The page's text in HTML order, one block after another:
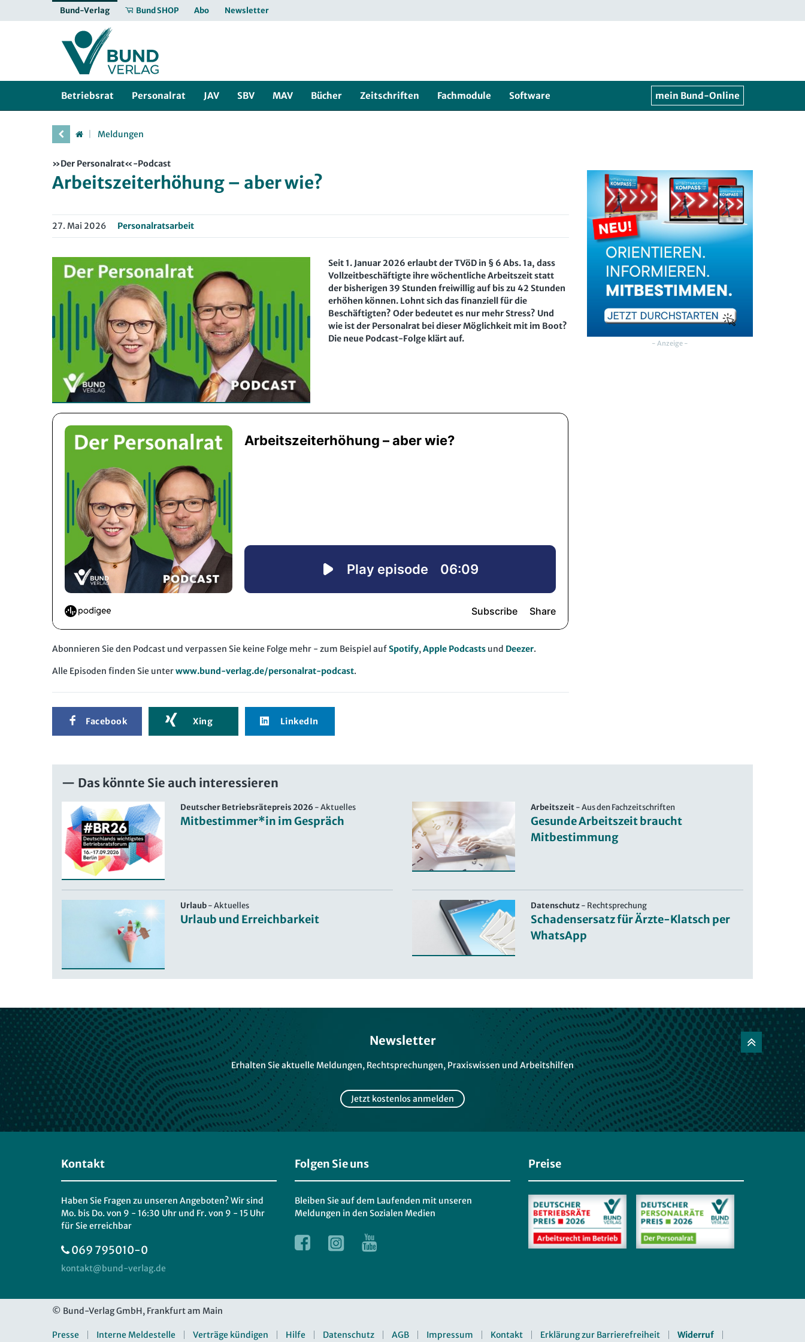
Bund-Verlag Bund SHOP Abo Newsletter
Betriebsrat Personalrat JAV SBV MAV Bücher Zeitschriften Fachmodule Software mein Bund-Online
Meldungen
»Der Personalrat«-Podcast
Arbeitszeiterhöhung – aber wie?
27. Mai 2026 Personalratsarbeit
Seit 1. Januar 2026 erlaubt der TVöD in § 6 Abs. 1a, dass
Vollzeitbeschäftigte ihre wöchentliche Arbeitszeit statt
der bisherigen 39 Stunden freiwillig auf bis zu 42 Stunden
erhöhen können. Lohnt sich das finanziell für die
Beschäftigten? Oder bedeutet es nur mehr Stress? Und
wie ist der Personalrat bei dieser Möglichkeit mit im Boot?
Die neue Podcast-Folge klärt auf.
Abonnieren Sie den Podcast und verpassen Sie keine Folge mehr - zum Beispiel aufSpotify,Apple Podcasts und Deezer.
Alle Episoden finden Sie unterwww.bund-verlag.de/personalrat-podcast.
Facebook Xing LinkedIn
- Anzeige -
Das könnte Sie auch interessieren
Deutscher Betriebsrätepreis 2026-Aktuelles
Mitbestimmer*in im Gespräch
Arbeitszeit-Aus den Fachzeitschriften
Gesunde Arbeitszeit braucht
Mitbestimmung
Urlaub-Aktuelles
Urlaub und Erreichbarkeit
Datenschutz- Rechtsprechung
Schadensersatz für Ärzte-Klatsch per
WhatsApp
Newsletter
Erhalten Sie aktuelle Meldungen, Rechtsprechungen, Praxiswissen und Arbeitshilfen
Jetzt kostenlos anmelden
Kontakt
Haben Sie Fragen zu unseren Angeboten? Wir sind
Mo. bis Do. von 9 - 16:30 Uhr und Fr. von 9 - 15 Uhr
für Sie erreichbar
069 795010-0
Folgen Sie uns
Bleiben Sie auf dem Laufenden mit unseren
Meldungen in den Sozialen Medien
Preise
© Bund-Verlag GmbH, Frankfurt am Main
Presse Interne Meldestelle Verträge kündigen Hilfe Datenschutz AGB Impressum Kontakt Erklärung zur Barrierefreiheit Widerruf